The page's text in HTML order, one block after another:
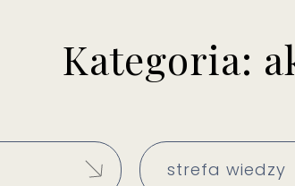
Kategoria:
strefa wiedzy